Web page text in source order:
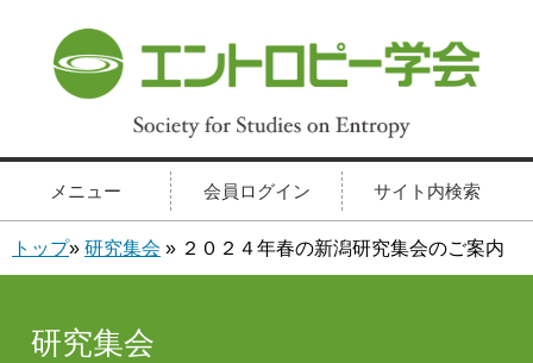
メニュー 会員ログイン サイト内検索
トップ» 研究集会 » ２０２４年春の新潟研究集会のご案内
研究集会